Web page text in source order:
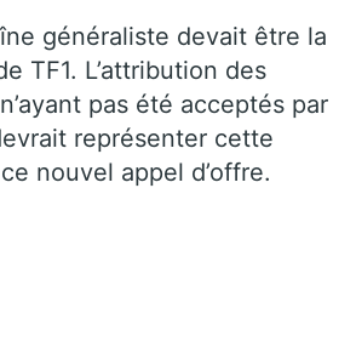
généraliste devait être la
TF1. L’attribution des
pas été acceptés par
représenter cette
nouvel appel d’offre.